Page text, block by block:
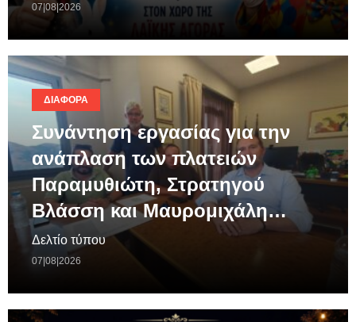
07|08|2026
ΔΙΆΦΟΡΑ
Συνάντηση εργασίας για την
ανάπλαση των πλατειών
Παραμυθιώτη, Στρατηγού
Βλάσση και Μαυρομιχάλη…
Δελτίο τύπου
07|08|2026